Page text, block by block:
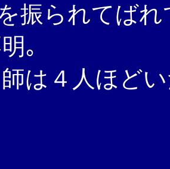
振られてばれ
｡
は４人ほど